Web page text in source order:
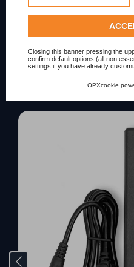
Privacy Policy.
Check our extended
Closing this banner pressing the
confirm default options (all non
settings if you have already
OPXcookie
ConditionNew
Scopri i